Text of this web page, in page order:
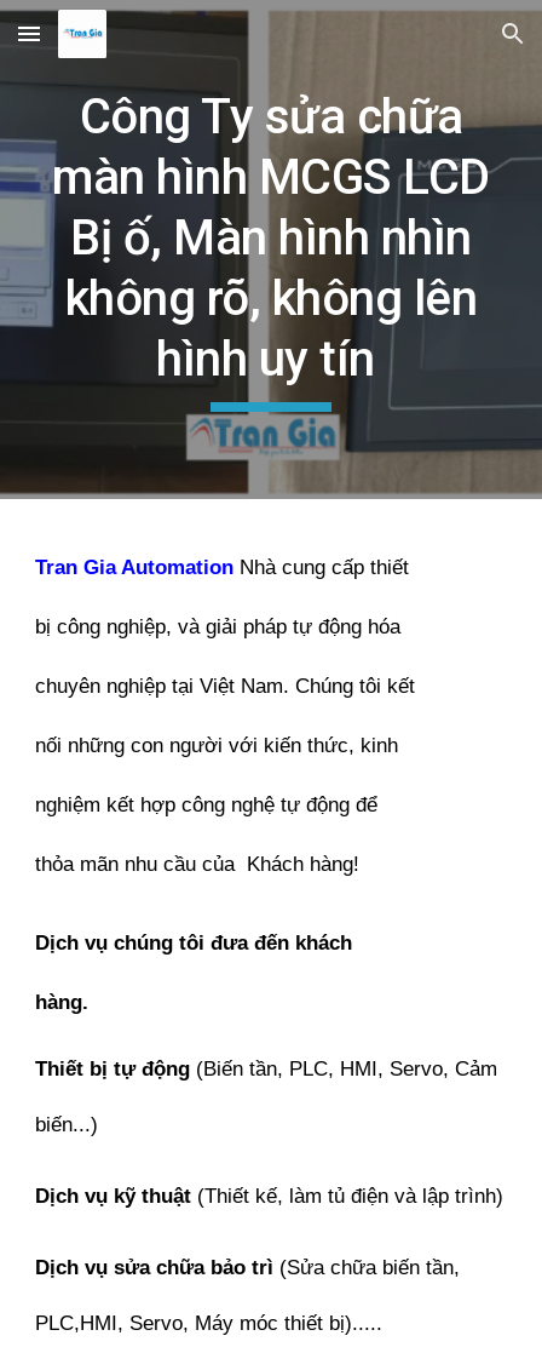
Skip to main content Skip to navigation
Công Ty sửa chữa
màn hình MCGS LCD
Bị ố, Màn hình nhìn
không rõ, không lên
hình uy tín
Tran Gia Automation Nhà cung cấp thiết
bị công nghiệp, và giải pháp tự động hóa
chuyên nghiệp tại Việt Nam. Chúng tôi kết
nối những con người với kiến thức, kinh
nghiệm kết hợp công nghệ tự động để
thỏa mãn nhu cầu của Khách hàng!
Dịch vụ chúng tôi đưa đến khách
hàng.
Thiết bị tự động (Biến tần, PLC, HMI, Servo, Cảm
biến...)
Dịch vụ kỹ thuật (Thiết kế, làm tủ điện và lập trình)
Dịch vụ sửa chữa bảo trì (Sửa chữa biến tần,
PLC,HMI, Servo, Máy móc thiết bị).....